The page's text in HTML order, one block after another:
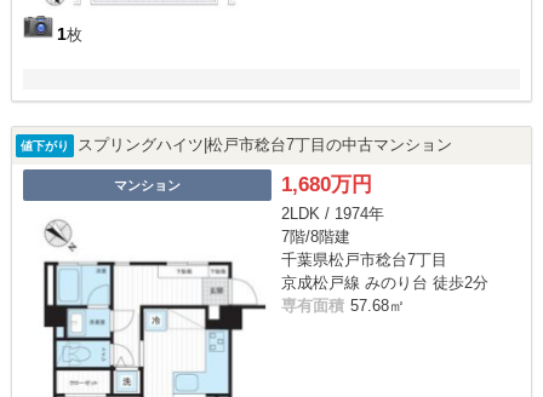
1枚
値下がり スプリングハイツ|松戸市稔台7丁目の中古マンション
マンション 1,680万円
2LDK / 1974年
7階/8階建
千葉県松戸市稔台7丁目
京成松戸線 みのり台 徒歩2分
専有面積 57.68㎡